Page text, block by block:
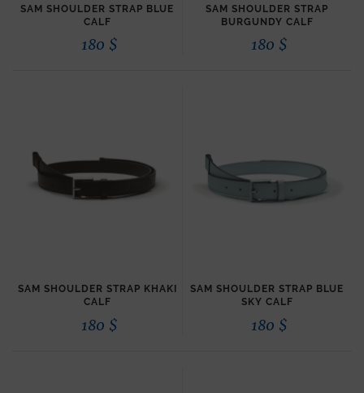
SAM SHOULDER STRAP BLUE
CALF
180 $
SAM SHOULDER STRAP
BURGUNDY CALF
180 $
SAM SHOULDER STRAP KHAKI
CALF
180 $
SAM SHOULDER STRAP BLUE
SKY CALF
180 $